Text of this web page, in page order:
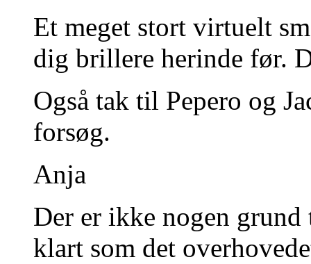
Et meget stort virtuelt
dig brillere herinde før.
Også tak til Pepero og
forsøg.
Anja
Der er ikke nogen grund
klart som det